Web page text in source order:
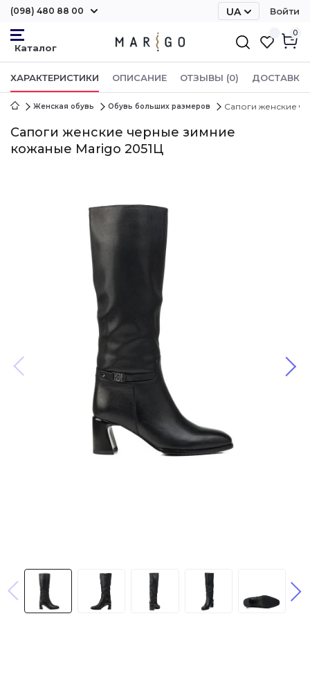
(098) 480 88 00 UA Войти
0
ХАРАКТЕРИСТИКИ ОПИСАНИЕ ОТЗЫВЫ (0) ДОСТАВКА
Женская обувь Обувь больших размеров Сапоги женские
Сапоги женские черные зимние
кожаные Marigo 2051Ц